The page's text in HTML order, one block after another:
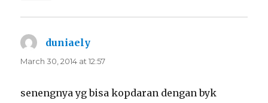
duniaely
March 30, 2014 at 12:57
senengnya yg bisa kopdaran dengan byk